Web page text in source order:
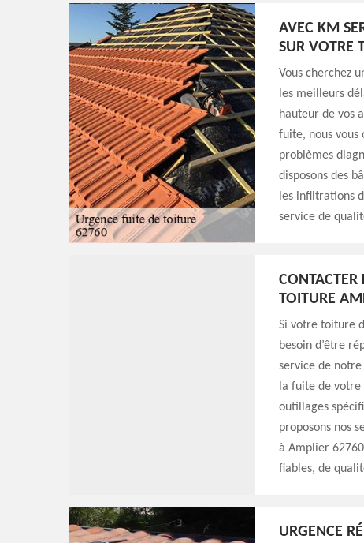
AVEC KM
SUR VOTRE
Vous cherchez
les meilleurs
hauteur de vos
fuite, nous vous
problèmes
disposons des
les infiltrations
service de
CONTACTER
TOITURE
Si votre toiture
besoin d’être
service de
la fuite de
outillages
proposons nos
à Amplier
fiables, de
URGENCE